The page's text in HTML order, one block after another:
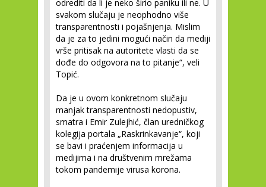
odrediti da li je neko širio paniku ili ne. U
svakom slučaju je neophodno više
transparentnosti i pojašnjenja. Mislim
da je za to jedini mogući način da mediji
vrše pritisak na autoritete vlasti da se
dođe do odgovora na to pitanje“, veli
Topić.
Da je u ovom konkretnom slučaju
manjak transparentnosti nedopustiv,
smatra i Emir Zulejhić, član uredničkog
kolegija portala „Raskrinkavanje“, koji
se bavi i praćenjem informacija u
medijima i na društvenim mrežama
tokom pandemije virusa korona.